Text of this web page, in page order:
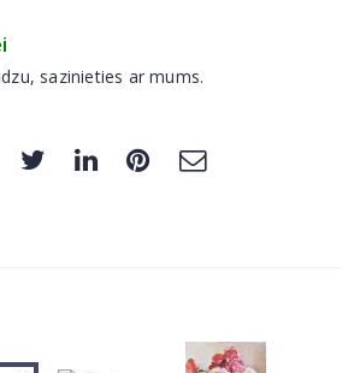
sazinieties ar mums.